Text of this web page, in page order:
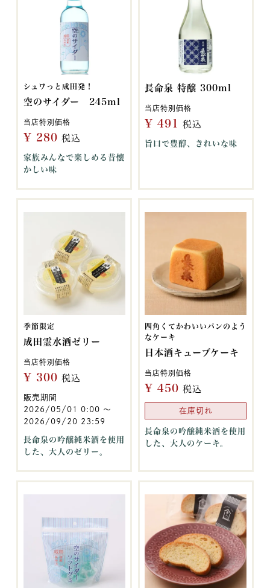
シュワっと成田発！
空のサイダー 245ml
当店特別価格
¥ 280 税込
家族みんなで楽しめる昔懐
かしい味
長命泉 特醸 300ml
当店特別価格
¥ 491 税込
旨口で豊醇、きれいな味
季節限定
成田霊水酒ゼリー
当店特別価格
¥ 300 税込
販売期間
2026/05/01 0:00 〜
2026/09/20 23:59
長命泉の吟醸純米酒を使用
した、大人のゼリー。
四角くてかわいいパンのよう
なケーキ
日本酒キューブケーキ
当店特別価格
¥ 450 税込
在庫切れ
長命泉の吟醸純米酒を使用
した、大人のケーキ。